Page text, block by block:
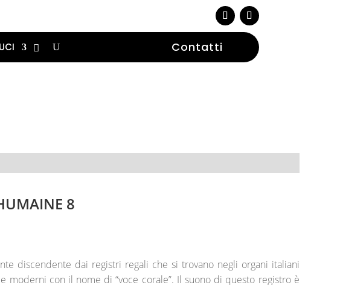
Contatti
8
discendente dai registri regali che si trovano negli organi italiani
moderni con il nome di “voce corale”. Il suono di questo registro è